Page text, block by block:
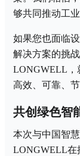
够共同推动工
如果您也面临
解决方案的挑
LONGWELL，
高效、可靠、
共创绿色智
本次与中国智
LONGWELL在